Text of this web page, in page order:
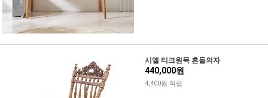
시엘 티크원목 흔들의자
440,000원
4,400원 적립